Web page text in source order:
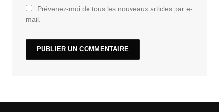
Prévenez-moi de tous les nouveaux articles par e-
mail.